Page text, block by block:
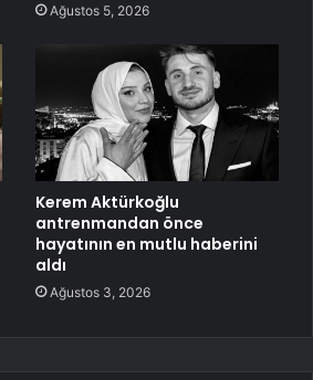
Ağustos 5, 2026
Kerem Aktürkoğlu
antrenmandan önce
hayatının en mutlu haberini
aldı
Ağustos 3, 2026